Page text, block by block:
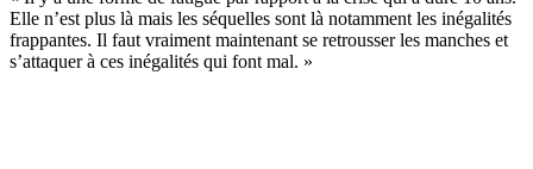
Elle n’est plus là mais les séquelles sont là notamment les inégalités
frappantes. Il faut vraiment maintenant se retrousser les manches et
s’attaquer à ces inégalités qui font mal. »